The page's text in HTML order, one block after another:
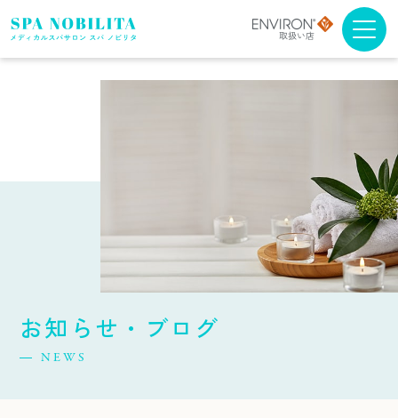
メニュー・料金
スパノビリタについて
取扱商品について
お知らせ・ブログ
NEWS